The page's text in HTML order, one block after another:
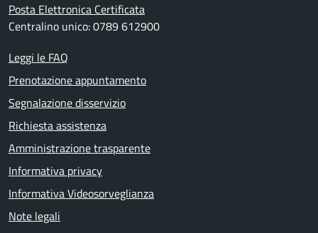
Posta Elettronica Certificata
Centralino unico: 0789 612900
Leggi le FAQ
Prenotazione appuntamento
Segnalazione disservizio
Richiesta assistenza
Amministrazione trasparente
Informativa privacy
Informativa Videosorveglianza
Note legali